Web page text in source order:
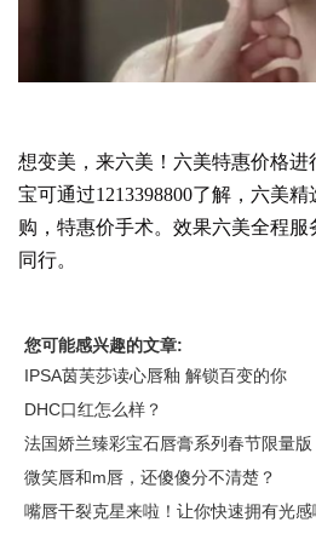
想变美，来六美！六美特惠价格
宝可通过1213398800了解，六美
购，特惠价手术。效果六美全程服
同行。
您可能感兴趣的文章:
IPSA茵芙莎读心唇釉 解锁百变的你
DHC口红怎么样？
法国娇兰臻彩宝石唇膏系列春节限量版
微笑唇和m唇，还傻傻分不清楚？
嘴唇干裂克星来啦！让你快速拥有光